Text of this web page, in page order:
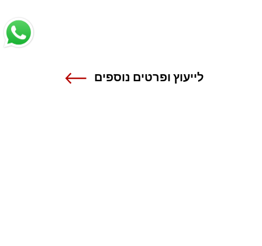
לייעוץ ופרטים נוספים